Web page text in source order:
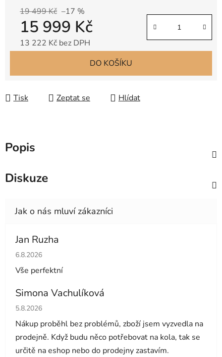
19 499 Kč –17 %
15 999 Kč
13 222 Kč bez DPH
DO KOŠÍKU
Tisk Zeptat se Hlídat
Popis
Diskuze
Jan Ruzha
Hodnocení obchodu je 5 z 5 hvězdiček.
6.8.2026
Vše perfektní
Simona Vachulíková
Hodnocení obchodu je 5 z 5 hvězdiček.
5.8.2026
Nákup proběhl bez problémů, zboží jsem vyzvedla na
prodejně. Když budu něco potřebovat na kola, tak se
určitě na eshop nebo do prodejny zastavím.